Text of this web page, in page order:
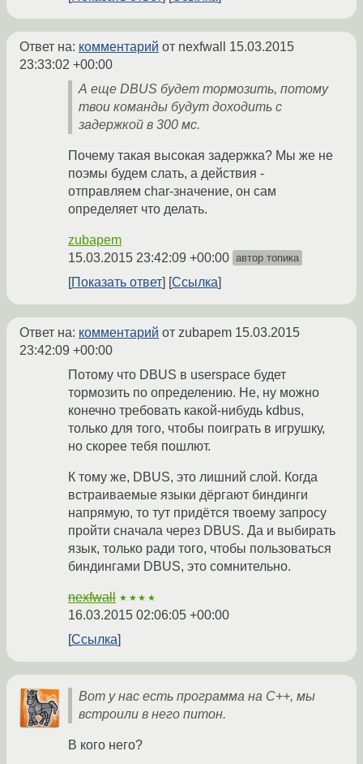
Ответ на: комментарий от nexfwall 15.03.2015
23:33:02 +00:00
А еще DBUS будет тормозить, потому
твои команды будут доходить с
задержкой в 300 мс.
Почему такая высокая задержка? Мы же не
поэмы будем слать, а действия -
отправляем char-значение, он сам
определяет что делать.
zubapem
15.03.2015 23:42:09 +00:00 автор топика
Показать ответ Ссылка
Ответ на: комментарий от zubapem 15.03.2015
23:42:09 +00:00
Потому что DBUS в userspace будет
тормозить по определению. Не, ну можно
конечно требовать какой-нибудь kdbus,
только для того, чтобы поиграть в игрушку,
но скорее тебя пошлют.
К тому же, DBUS, это лишний слой. Когда
встраиваемые языки дёргают биндинги
напрямую, то тут придётся твоему запросу
пройти сначала через DBUS. Да и выбирать
язык, только ради того, чтобы пользоваться
биндингами DBUS, это сомнительно.
nexfwall ★★★★
16.03.2015 02:06:05 +00:00
Ссылка
Вот у нас есть программа на C++, мы
встроили в него питон.
В кого него?